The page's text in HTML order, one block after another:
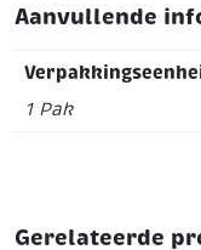
Aanvullende
1 Pak
Gerelateerde